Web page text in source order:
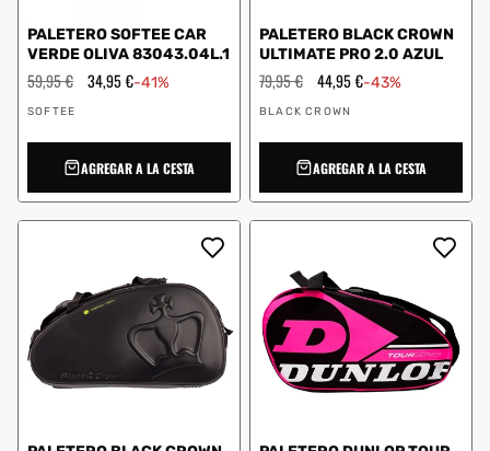
PALETERO SOFTEE CAR
VERDE OLIVA 83043.04L.1
Precio
habitual
59,95 € Precio
34,95 €-41%
Proveedor:
SOFTEE
AGREGAR A LA CESTA
PALETERO BLACK CROWN
ULTIMATE PRO 2.0 AZUL
Precio
habitual
79,95 € Precio
oferta
44,95 €-43%
Proveedor:
BLACK CROWN
AGREGAR A LA CESTA